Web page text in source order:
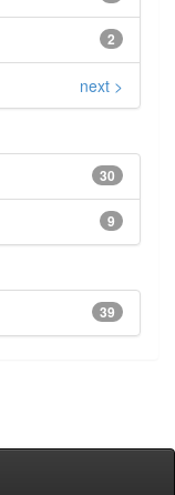
2
next >
30
9
39